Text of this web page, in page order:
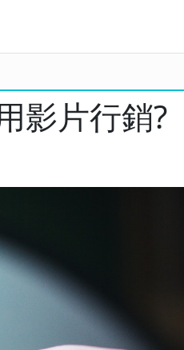
影片行銷?